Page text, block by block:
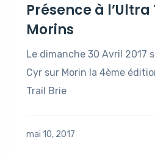
Présence à
Morins
Le dimanche 30 Avril 2017
Cyr sur Morin la 4ème
Trail Brie
mai 10, 2017